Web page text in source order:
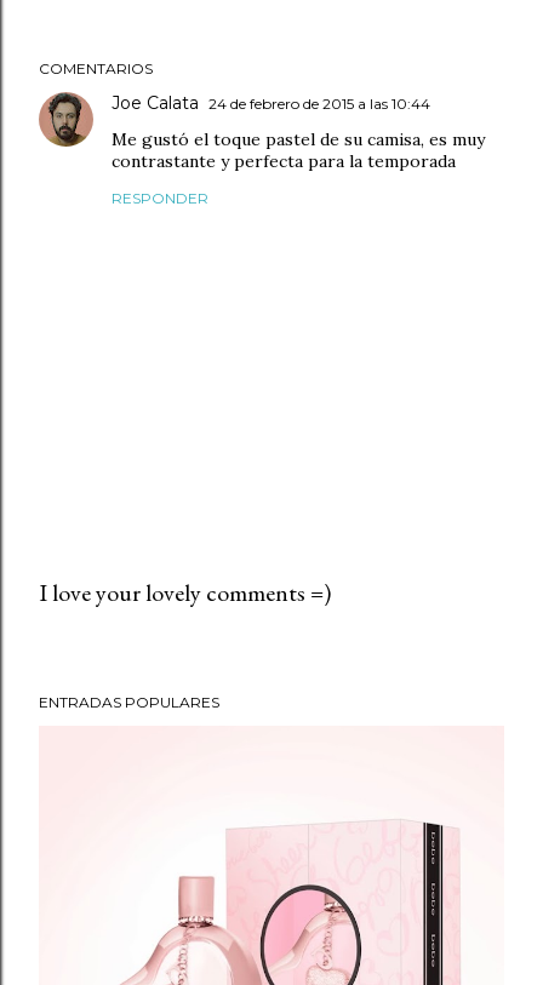
COMENTARIOS
Joe Calata 24 de febrero de 2015 a las 10:44
Me gustó el toque pastel de su camisa, es muy
contrastante y perfecta para la temporada
RESPONDER
I love your lovely comments =)
ENTRADAS POPULARES